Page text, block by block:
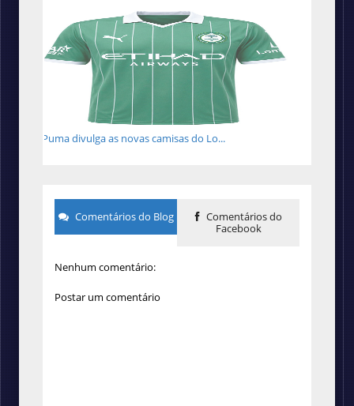
Puma divulga as novas camisas do Lo...
Comentários do Blog
Comentários do
Facebook
Nenhum comentário:
Postar um comentário